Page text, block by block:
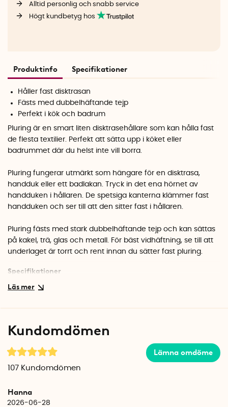
Alltid personlig och snabb service
Högt kundbetyg hos
Produktinfo Specifikationer
Håller fast disktrasan
Fästs med dubbelhäftande tejp
Perfekt i kök och badrum
Pluring är en smart liten disktrasehållare som kan hålla fast
de flesta textilier. Perfekt att sätta upp i köket eller
badrummet där du helst inte vill borra.
Pluring fungerar utmärkt som hängare för en disktrasa,
handduk eller ett badlakan. Tryck in det ena hörnet av
handduken i hållaren. De spetsiga kanterna klämmer fast
handduken och ser till att den sitter fast i hållaren.
Pluring fästs med stark dubbelhäftande tejp och kan sättas
på kakel, trä, glas och metall. För bäst vidhäftning, se till att
underlaget är torrt och rent innan du sätter fast pluring.
Specifikationer
Pluring tillverkas i Sverige och finns i fyra färger: svart, vitt,
Material: Plast och syntetiskt gummi
Kundomdömen
Lämna omdöme
107 Kundomdömen
Hanna
2026-06-28